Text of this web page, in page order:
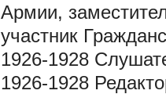
Армии,
участник
1926-1928
1926-1928